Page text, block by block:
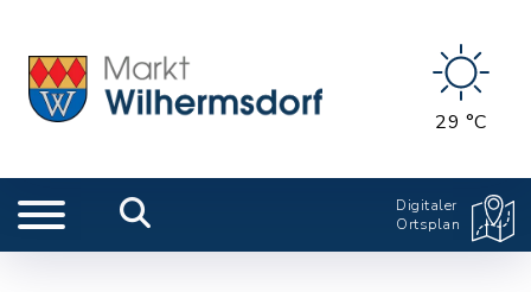
29 °C
Digitaler
Ortsplan